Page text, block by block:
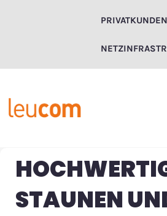
PRIVATKUNDEN
STAUNEN